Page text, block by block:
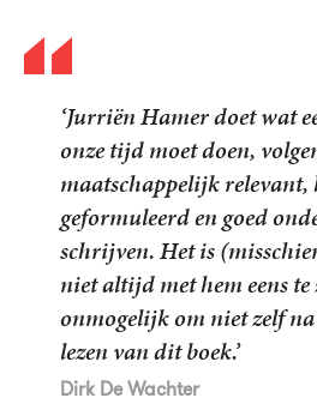
‘Jurriën Hamer doet wat
onze tijd moet doen,
maatschappelijk relevant,
geformuleerd en goed
schrijven. Het is
niet altijd met hem eens
onmogelijk om niet zelf
lezen van dit boek.’
Dirk De Wachter